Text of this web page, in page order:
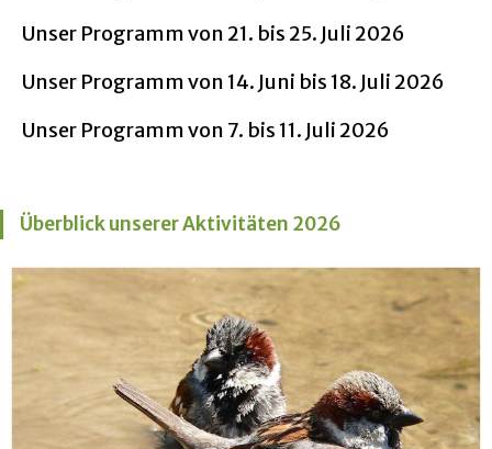
Unser Programm von 21. bis 25. Juli 2026
Unser Programm von 14. Juni bis 18. Juli 2026
Unser Programm von 7. bis 11. Juli 2026
Überblick unserer Aktivitäten 2026